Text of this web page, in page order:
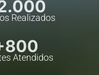
Realizados
Atendidos